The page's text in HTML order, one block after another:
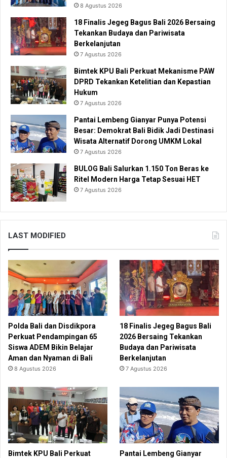
8 Agustus 2026
18 Finalis Jegeg Bagus Bali 2026 Bersaing
Tekankan Budaya dan Pariwisata
Berkelanjutan
7 Agustus 2026
Bimtek KPU Bali Perkuat Mekanisme PAW
DPRD Tekankan Ketelitian dan Kepastian
Hukum
7 Agustus 2026
Pantai Lembeng Gianyar Punya Potensi
Besar: Demokrat Bali Bidik Jadi Destinasi
Wisata Alternatif Dorong UMKM Lokal
7 Agustus 2026
BULOG Bali Salurkan 1.150 Ton Beras ke
Ritel Modern Harga Tetap Sesuai HET
7 Agustus 2026
LAST MODIFIED
Polda Bali dan Disdikpora
Perkuat Pendampingan 65
Siswa ADEM Bikin Belajar
Aman dan Nyaman di Bali
8 Agustus 2026
18 Finalis Jegeg Bagus Bali
2026 Bersaing Tekankan
Budaya dan Pariwisata
Berkelanjutan
7 Agustus 2026
Bimtek KPU Bali Perkuat
Pantai Lembeng Gianyar